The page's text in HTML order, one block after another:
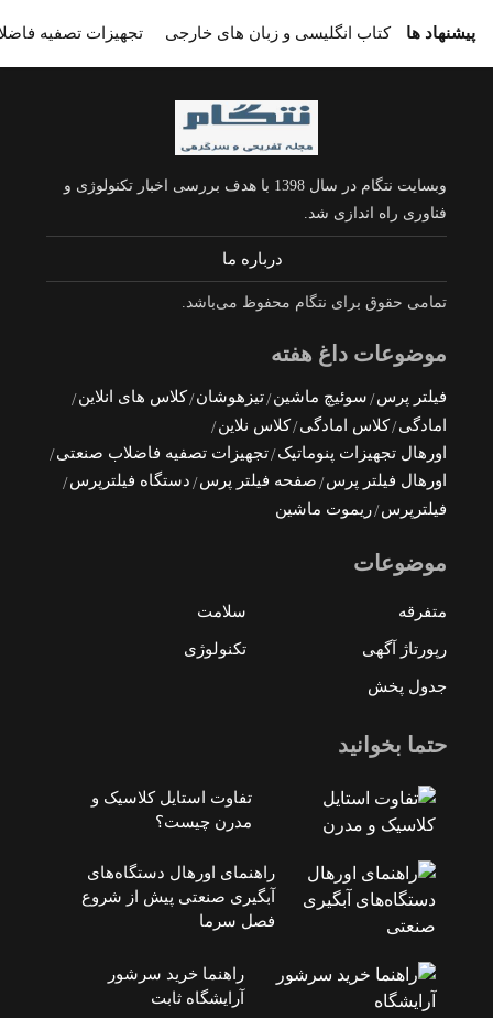
پیشنهاد ها تجهیزات تصفیه کتاب انگلیسی و زبان های خارجی
وبسایت نتگام در سال 1398 با هدف بررسی اخبار تکنولوژی و
فناوری راه اندازی شد.
درباره ما
تمامی حقوق برای نتگام محفوظ می‌باشد.
موضوعات داغ هفته
فیلتر پرس سوئیچ ماشین تیزهوشان کلاس های انلاین
امادگی کلاس امادگی کلاس نلاین
اورهال تجهیزات پنوماتیک تجهیزات تصفیه فاضلاب صنعتی
اورهال فیلتر پرس
صفحه فیلتر پرس
دستگاه فیلترپرس
فیلترپرس ریموت ماشین
موضوعات
متفرقه سلامت
رپورتاژ آگهی تکنولوژی
جدول پخش
حتما بخوانید
تفاوت استایل کلاسیک و
مدرن چیست؟
راهنمای اورهال دستگاه‌های
آبگیری صنعتی پیش از شروع
فصل سرما
راهنما خرید سرشور
آرایشگاه ثابت